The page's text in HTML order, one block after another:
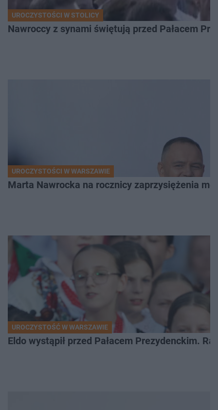
UROCZYSTOŚCI W STOLICY
Nawroccy z synami świętują przed Pałacem
UROCZYSTOŚCI W WARSZAWIE
Marta Nawrocka na rocznicy zaprzysiężenia
UROCZYSTOŚĆ W WARSZAWIE
Eldo wystąpił przed Pałacem Prezydenckim.